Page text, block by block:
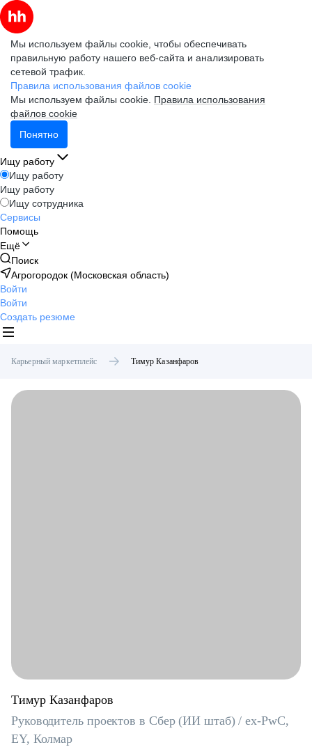
Мы используем файлы cookie, чтобы обеспечивать
правильную работу нашего веб-сайта и анализировать
сетевой трафик.
Правила использования файлов cookie
Мы используем файлы cookie. Правила использования
файлов cookie
Понятно
Ищу работу
Ищу работу
Ищу работу
Ищу сотрудника
Сервисы
Помощь
Ещё
Поиск
Агрогородок (Московская область)
Войти
Войти
Создать резюме
Карьерный маркетплейс Тимур Казанфаров
Тимур Казанфаров
Руководитель проектов в Сбер (ИИ штаб) / ex-PwC,
EY, Колмар